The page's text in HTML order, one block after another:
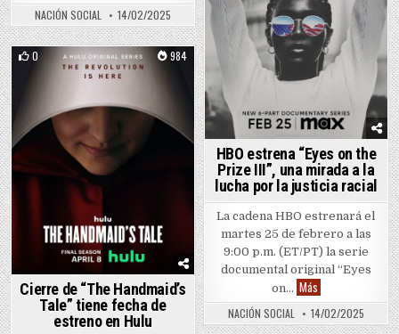
NACIÓN SOCIAL 14/02/2025
HBO estrena “Eyes on the
Prize III”, una mirada a la
lucha por la justicia racial
La cadena HBO estrenará el
martes 25 de febrero a las
9:00 p.m. (ET/PT) la serie
documental original “Eyes
on… MásHBO estrena
NACIÓN SOCIAL 14/02/2025
0 984
Cierre de “The Handmaid’s
Tale” tiene fecha de
estreno en Hulu